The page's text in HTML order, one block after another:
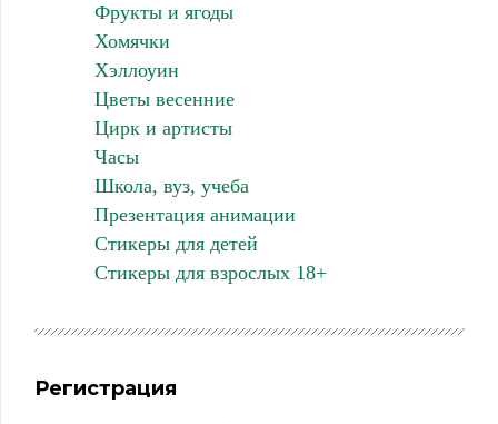
Фрукты и ягоды
Хомячки
Хэллоуин
Цветы весенние
Цирк и артисты
Часы
Школа, вуз, учеба
Презентация анимации
Стикеры для детей
Стикеры для взрослых 18+
Регистрация